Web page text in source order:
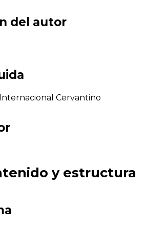
del autor
Cervantino
y estructura